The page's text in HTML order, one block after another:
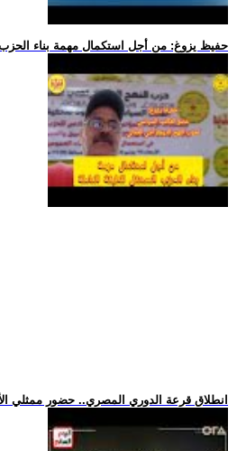
.. حفيظ يزوغ: من أجل استكمال مهمة بناء
.. انطلاق قرعة الدوري المصري.. حضور ممثلي